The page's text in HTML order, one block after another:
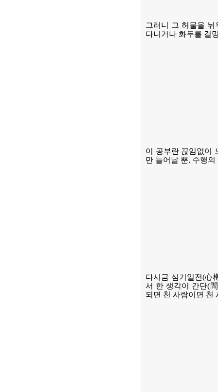
그러니 그 허물을 뉘
다니거나 화두를 걸
이 공부란 끊임없이
만 늘어날 뿐, 수행의
다시금 심기일전(心
서 한 생각이 간단(
되면 천 사람이면 천